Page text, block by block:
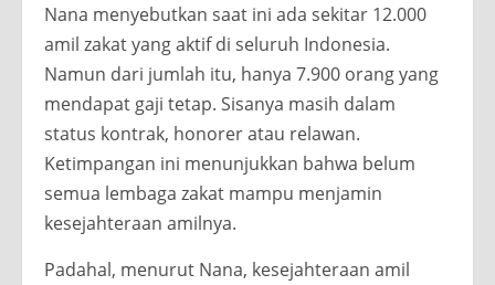
Nana menyebutkan saat ini ada sekitar 12.000
amil zakat yang aktif di seluruh Indonesia.
Namun dari jumlah itu, hanya 7.900 orang yang
mendapat gaji tetap. Sisanya masih dalam
status kontrak, honorer atau relawan.
Ketimpangan ini menunjukkan bahwa belum
semua lembaga zakat mampu menjamin
kesejahteraan amilnya.
Padahal, menurut Nana, kesejahteraan amil